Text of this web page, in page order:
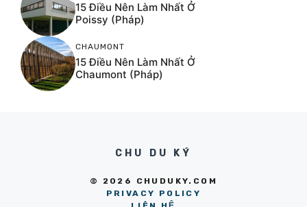
15 Điều Nên Làm Nhất Ở
Poissy (Pháp)
CHAUMONT
15 Điều Nên Làm Nhất Ở
Chaumont (Pháp)
CHU DU KÝ
© 2026 CHUDUKY.COM
PRIVACY POLICY